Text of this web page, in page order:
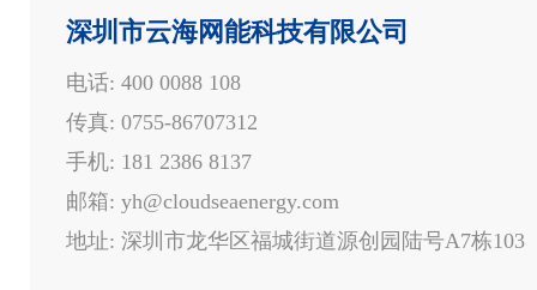
深圳市云海网能科技有限公司
电话: 400 0088 108
传真: 0755-86707312
手机: 181 2386 8137
邮箱: yh@cloudseaenergy.com
地址: 深圳市龙华区福城街道源创园陆号A7栋103